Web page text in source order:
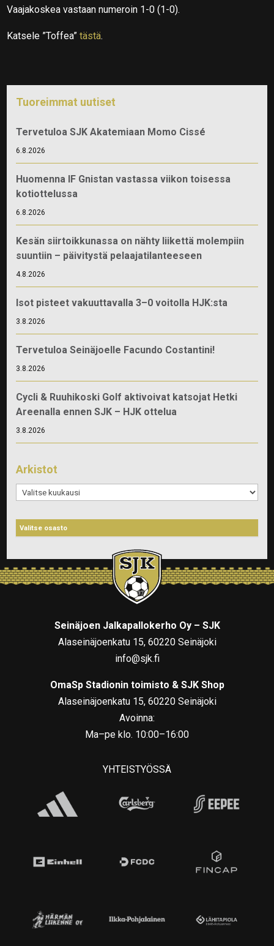
Vaajakoskea vastaan numeroin 1-0 (1-0).
Katsele ”Toffea”tästä.
Tuoreimmat uutiset
Tervetuloa SJK Akatemiaan Momo Cissé
6.8.2026
Huomenna IF Gnistan vastassa viikon toisessa
kotiottelussa
6.8.2026
Kesän siirtoikkunassa on nähty liikettä molempiin
suuntiin – päivitystä pelaajatilanteeseen
4.8.2026
Isot pisteet vakuuttavalla 3–0 voitolla HJK:sta
3.8.2026
Tervetuloa Seinäjoelle Facundo Costantini!
3.8.2026
Cycli & Ruuhikoski Golf aktivoivat katsojat Hetki
Areenalla ennen SJK – HJK ottelua
3.8.2026
Arkistot
Arkistot
Seinäjoen Jalkapallokerho Oy – SJK
Alaseinäjoenkatu 15, 60220 Seinäjoki
info@sjk.fi
OmaSp Stadionin toimisto & SJK Shop
Alaseinäjoenkatu 15, 60220 Seinäjoki
Avoinna:
Ma–pe klo. 10:00–16:00
YHTEISTYÖSSÄ